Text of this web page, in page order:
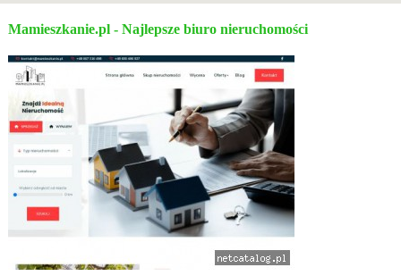
Mamieszkanie.pl - Najlepsze biuro nieruchomości